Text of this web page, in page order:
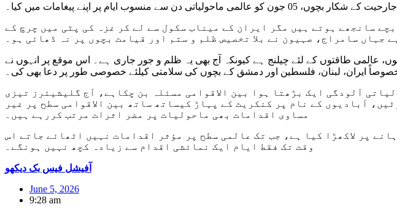
سانجھے ہوتے ہیں مگر ایران کے میناب سکول سے لے کر غزہ کی پٹی میں چرچ کے
جہاں سامراج، صہیون نے بلا تخصیص ظلم و ستم اور قیامت بچوں پر نہ ڈھائی ہو۔
عالمی طاقتوں کے لئے چیلنج ہے کیونکہ آج بھی یہ ظلم و جور جاری ہے۔ اس موقع پر انہوں نے
ایران، لبنان، فلسطین اور دمشق کے بچوں کی سلامتی کیلئے خصوصی طور پر دعا بھی کی۔
آلودگی ایک بڑھتا ہوا بین الاقوامی مسئلہ بن چکاہے، آج گلیشیئرز تیزی
آبادیوں کے نام پر کنکریٹ کے پہاڑ کیساتھ ساتھ بین الاقوامی سطح پر غیر
مساوی اقدامات بھی ماحولیات پر مضر اثرات مرتب کررہے ہیں۔
پر لاکھڑا کیا ہے، جب تک عالمی سطح پر مؤثر اقدامات نہیں اٹھائے جاتے اس
وقت تک فقط ایام ایک نمائشی اقدام سے زیادہ کچھ نہیں ہونگے۔
آفیشل فیس بک دیکھو
June 5, 2026
9:28 am